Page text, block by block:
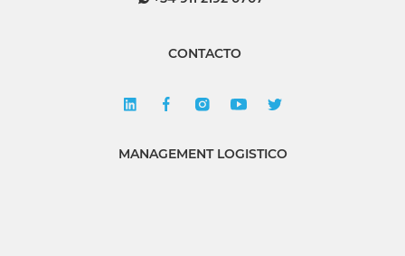
CONTACTO
MANAGEMENT LOGISTICO